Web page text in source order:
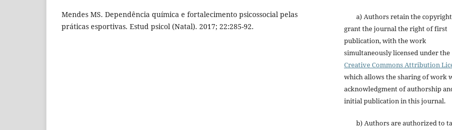
Mendes MS. Dependência química e fortalecimento psicossocial pelas
práticas esportivas. Estud psicol (Natal). 2017; 22:285-92.
a) Authors retain the
grant the journal the right of first
publication, with the work
simultaneously licensed under the
Creative Commons Attribution
which allows the sharing of work
acknowledgment of authorship
initial publication in this journal.
b) Authors are authorized to